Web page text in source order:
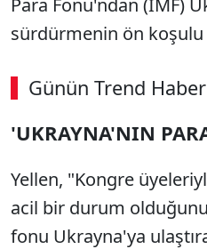
Para Fonu'ndan (IMF)
sürdürmenin ön
Günün Trend
'UKRAYNA'NIN
Yellen, "Kongre
acil bir durum
fonu Ukrayna'ya